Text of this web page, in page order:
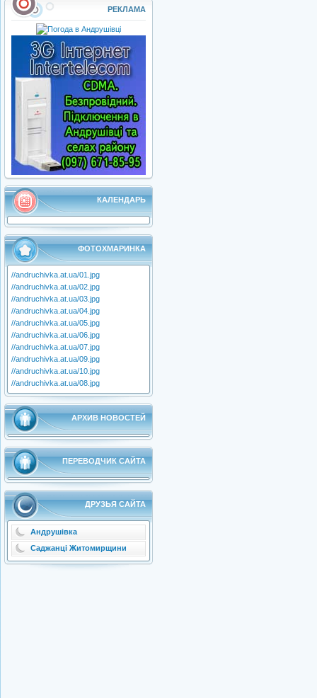
РЕКЛАМА
КАЛЕНДАРЬ
ФОТОХМАРИНКА
//andruchivka.at.ua/01.jpg
//andruchivka.at.ua/02.jpg
//andruchivka.at.ua/03.jpg
//andruchivka.at.ua/04.jpg
//andruchivka.at.ua/05.jpg
//andruchivka.at.ua/06.jpg
//andruchivka.at.ua/07.jpg
//andruchivka.at.ua/09.jpg
//andruchivka.at.ua/10.jpg
//andruchivka.at.ua/08.jpg
АРХИВ НОВОСТЕЙ
ПЕРЕВОДЧИК САЙТА
ДРУЗЬЯ САЙТА
Андрушівка
Саджанці Житомирщини